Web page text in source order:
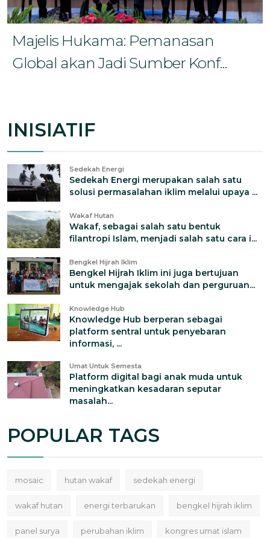
Majelis Hukama: Pemanasan
Global akan Jadi Sumber Konf...
INISIATIF
Sedekah Energi
Sedekah Energi merupakan salah satu
solusi permasalahan iklim melalui upaya ...
Wakaf Hutan
Wakaf, sebagai salah satu bentuk
filantropi Islam, menjadi salah satu cara i...
Bengkel Hijrah Iklim
Bengkel Hijrah Iklim ini juga bertujuan
untuk mengajak sekolah dan perguruan...
Knowledge Hub
Knowledge Hub berperan sebagai
platform sentral untuk penyebaran
informasi, ...
Umat Untuk Semesta
Platform digital bagi anak muda untuk
meningkatkan kesadaran seputar
masalah...
POPULAR TAGS
mosaic hutan wakaf sedekah energi
wakaf hutan energi terbarukan bengkel hijrah iklim
panel surya perubahan iklim kongres umat islam